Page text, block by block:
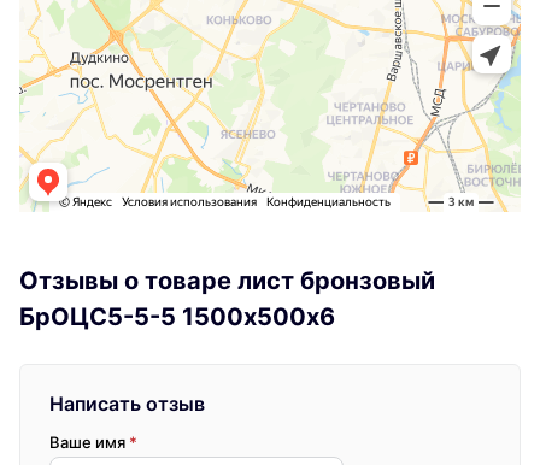
Отзывы о товаре лист бронзовый
БрОЦС5-5-5 1500х500х6
Написать отзыв
Ваше имя *